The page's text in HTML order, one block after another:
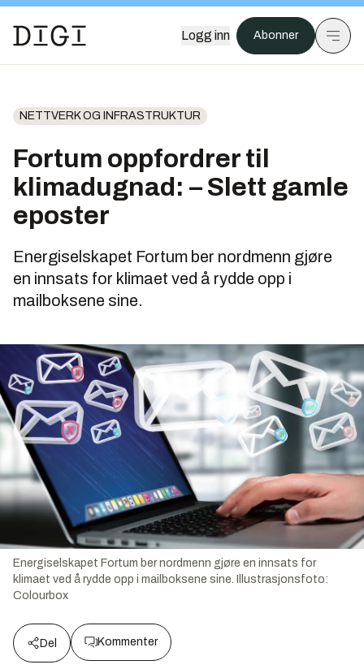
Logg inn Abonner
NETTVERK OG INFRASTRUKTUR
Fortum oppfordrer til
klimadugnad: – Slett gamle
eposter
Energiselskapet Fortum ber nordmenn gjøre
en innsats for klimaet ved å rydde opp i
mailboksene sine.
Energiselskapet Fortum ber nordmenn gjøre en innsats for
klimaet ved å rydde opp i mailboksene sine.
Illustrasjonsfoto:
Colourbox
Del Kommenter